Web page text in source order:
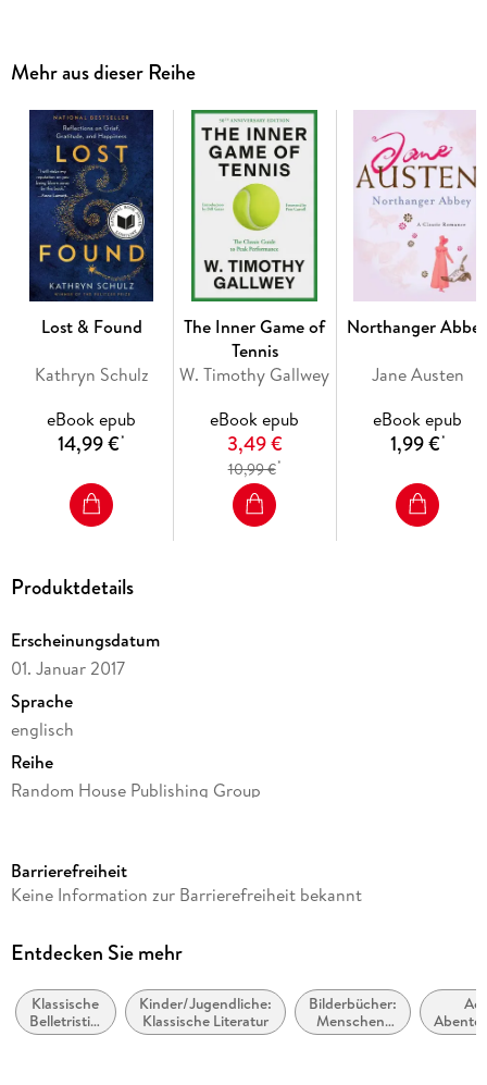
her brothers John and Michael, to return to his island home
of Neverland. There Peter welcomes Wendy into his
underground home where she assumes a mothering role to
his gang of lost boys. A series of adventures ensue for Peter,
his lost boys, and the Darling children. They travel to the
Mermaids' Lagoon to rescue the princess Tiger Lily and have
their first battle with the evil Captain Hook and his pirates.
Later Peter must rescue John, Michael, and Wendy when they
are captured by Captain Hook. A captivating tale of fantasy
and adventure "Peter Pan" has delighted audiences and
readers ever since its first appearance. This edition includes a
biographical afterword.
Mehr aus dieser Reihe
Lost & Found
Kathryn Schulz
eBook epub
14,99 €*
The Inner Game of
Tennis
W. Timothy Gallwey
eBook epub
3,49 €
10,99 €*
Northanger
Jane Austen
eBook epub
1,99 €*
Produktdetails
Erscheinungsdatum
01. Januar 2017
Sprache
englisch
Reihe
Random House Publishing Group
Verlag/Hersteller
Kopierschutz
Produktart
EBOOK
Barrierefreiheit
Keine Information zur Barrierefreiheit bekannt
Entdecken Sie mehr
Klassische
Belletristik:
allgemein
Kinder/Jugendliche:
Klassische Literatur
Bilderbücher:
Menschen,
Figuren,